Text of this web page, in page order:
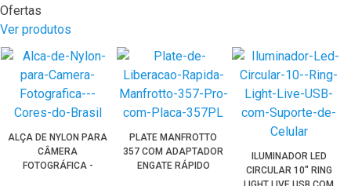
Ofertas
Ver produtos
ALÇA DE NYLON PARA
CÂMERA
FOTOGRÁFICA -
PLATE MANFROTTO
357 COM ADAPTADOR
ENGATE RÁPIDO
ILUMINADOR LED
CIRCULAR 10" RING